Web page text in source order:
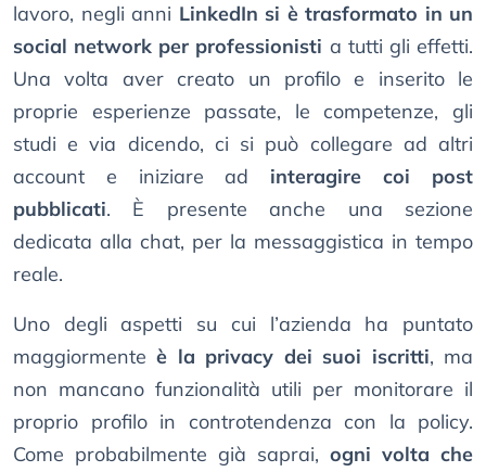
lavoro, negli anni LinkedIn si è trasformato in un
social network per professionisti a tutti gli effetti.
Una volta aver creato un profilo e inserito le
proprie esperienze passate, le competenze, gli
studi e via dicendo, ci si può collegare ad altri
account e iniziare ad interagire coi post
pubblicati. È presente anche una sezione
dedicata alla chat, per la messaggistica in tempo
reale.
Uno degli aspetti su cui l’azienda ha puntato
maggiormenteè la privacy dei suoi iscritti, ma
non mancano funzionalità utili per monitorare il
proprio profilo in controtendenza con la policy.
Come probabilmente già saprai, ogni volta che